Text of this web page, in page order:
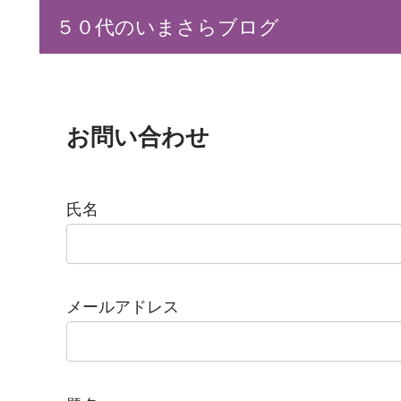
５０代のいまさらブログ
お問い合わせ
氏名
メールアドレス